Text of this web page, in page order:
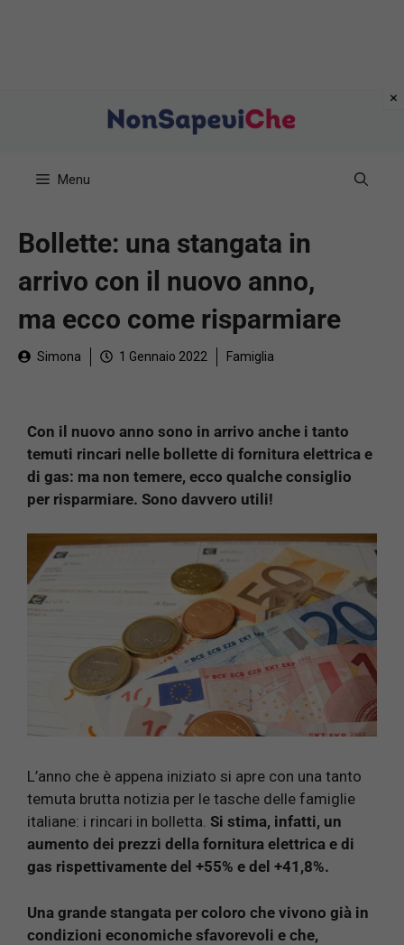
Menu
Bollette: una stangata in
arrivo con il nuovo anno,
ma ecco come risparmiare
Simona 1 Gennaio 2022 Famiglia
Con il nuovo anno sono in arrivo anche i tanto
temuti rincari nelle bollette di fornitura elettrica e
di gas: ma non temere, ecco qualche consiglio
per risparmiare. Sono davvero utili!
L’anno che è appena iniziato si apre con una tanto
temuta brutta notizia per le tasche delle famiglie
italiane: i rincari in bolletta. Si stima, infatti, un
aumento dei prezzi della fornitura elettrica e di
gas rispettivamente del +55% e del +41,8%.
Una grande stangata per coloro che vivono già in
condizioni economiche sfavorevoli e che,